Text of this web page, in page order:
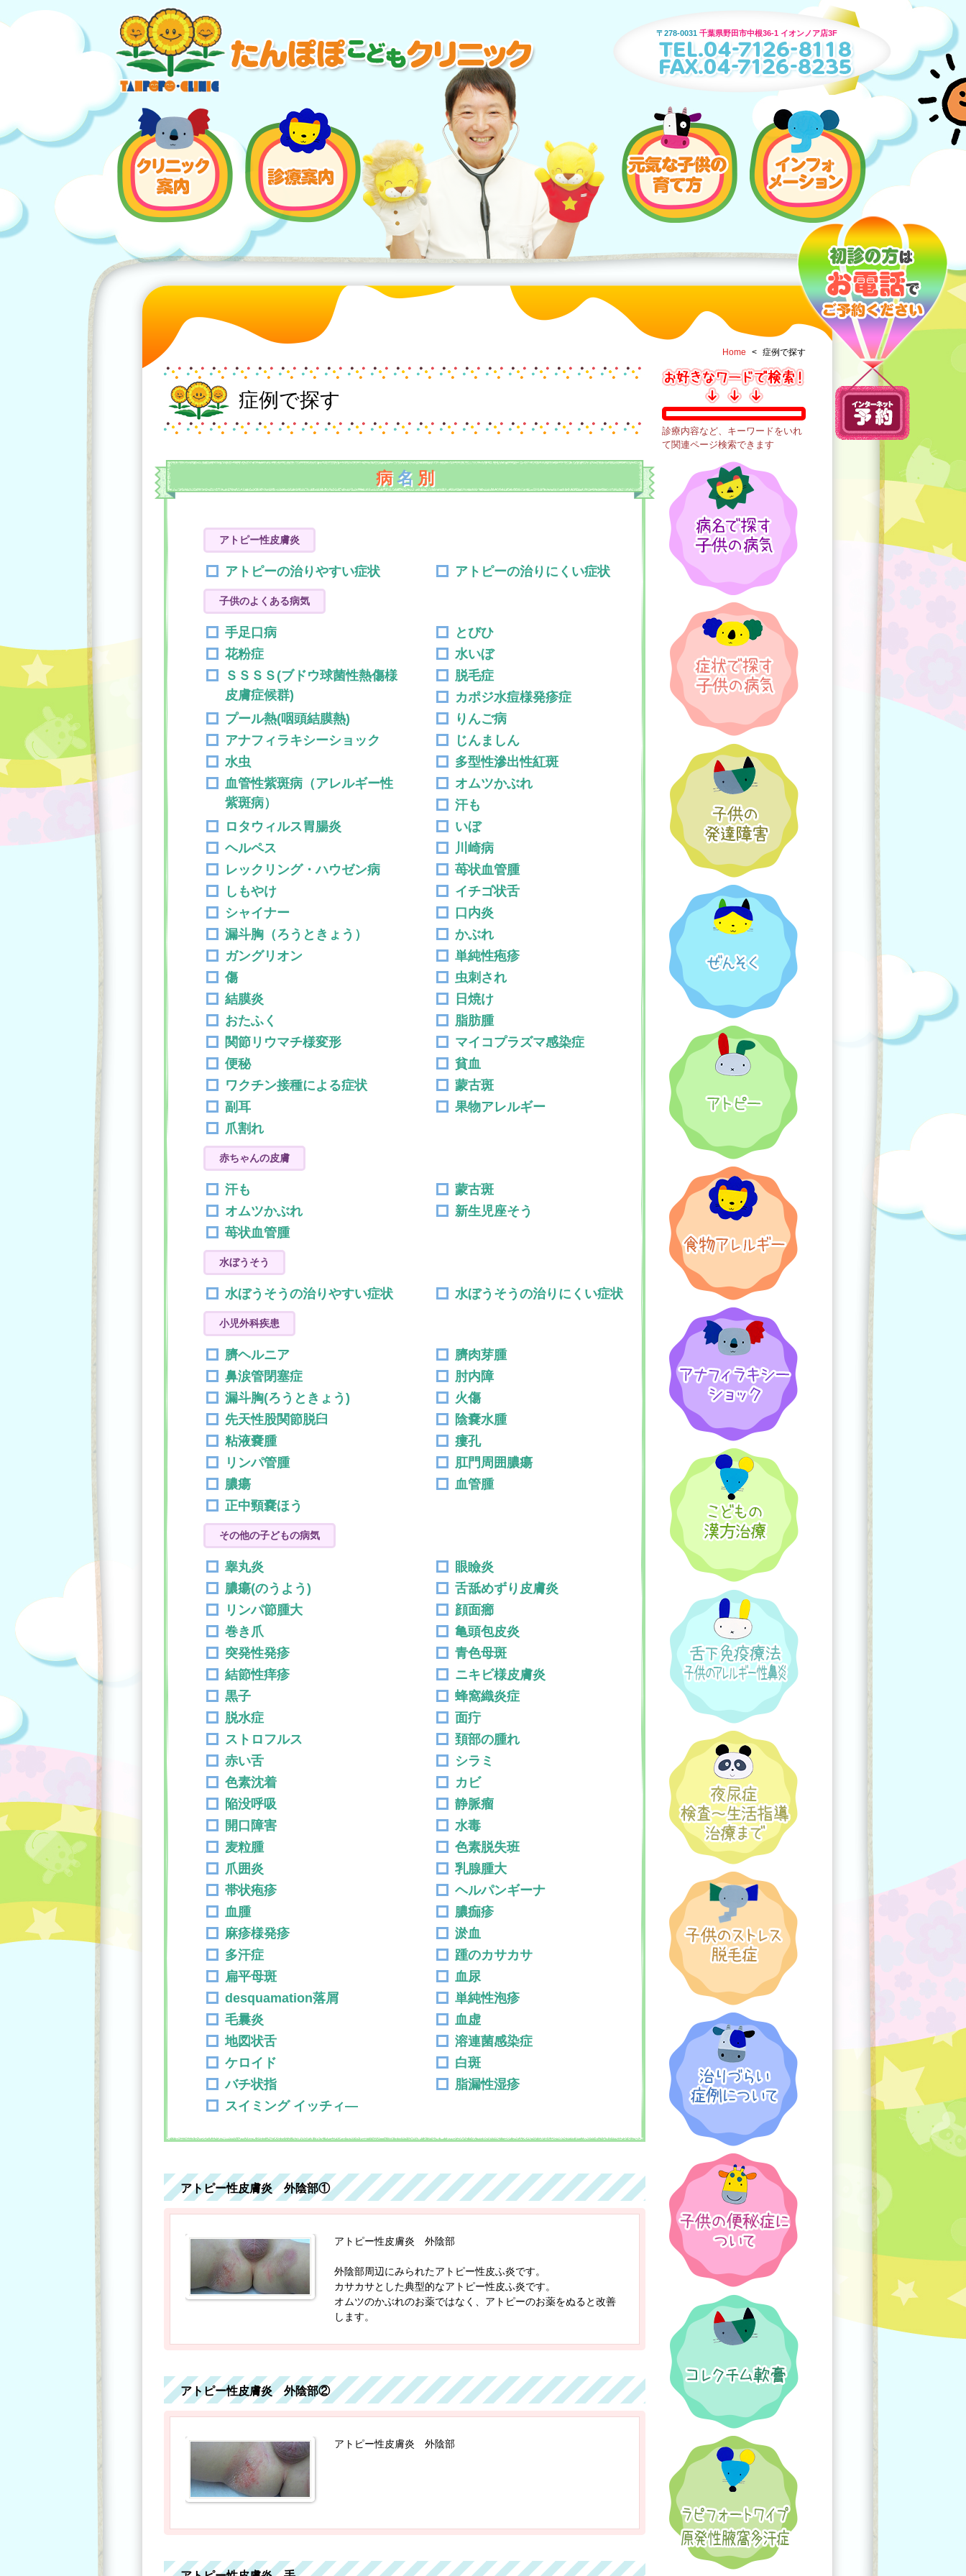
〒278-0031 千葉県野田市中根36-1 イオンノア店3F
Home < 症例で探す
症例で探す
病 名 別
アトピー性皮膚炎
アトピーの治りやすい症状 アトピーの治りにくい症状
子供のよくある病気
手足口病
とびひ
花粉症
水いぼ
ＳＳＳＳ(ブドウ球菌性熱傷様
皮膚症候群)
脱毛症
カポジ水痘様発疹症
プール熱(咽頭結膜熱)
りんご病
アナフィラキシーショック
じんましん
水虫
多型性滲出性紅斑
血管性紫斑病（アレルギー性
紫斑病）
オムツかぶれ
汗も
ロタウィルス胃腸炎
いぼ
ヘルペス
川崎病
レックリング・ハウゼン病
苺状血管腫
しもやけ
イチゴ状舌
シャイナー
口内炎
漏斗胸（ろうときょう）
かぶれ
ガングリオン
単純性疱疹
傷
虫刺され
結膜炎
日焼け
おたふく
脂肪腫
関節リウマチ様変形
マイコプラズマ感染症
便秘
貧血
ワクチン接種による症状
蒙古斑
副耳
果物アレルギー
爪割れ
赤ちゃんの皮膚
汗も
蒙古斑
オムツかぶれ
新生児座そう
苺状血管腫
水ぼうそう
水ぼうそうの治りやすい症状 水ぼうそうの治りにくい症状
小児外科疾患
臍ヘルニア
臍肉芽腫
鼻涙管閉塞症
肘内障
漏斗胸(ろうときょう)
火傷
先天性股関節脱臼
陰嚢水腫
粘液嚢腫
瘻孔
リンパ管腫
肛門周囲膿瘍
膿瘍
血管腫
正中頸嚢ほう
その他の子どもの病気
睾丸炎
眼瞼炎
膿瘍(のうよう)
舌舐めずり皮膚炎
リンパ節腫大
顔面癤
巻き爪
亀頭包皮炎
突発性発疹
青色母斑
結節性痒疹
ニキビ様皮膚炎
黒子
蜂窩織炎症
脱水症
面疔
ストロフルス
頚部の腫れ
赤い舌
シラミ
色素沈着
カビ
陥没呼吸
静脈瘤
開口障害
水毒
麦粒腫
色素脱失班
爪囲炎
乳腺腫大
帯状疱疹
ヘルパンギーナ
血腫
膿痂疹
麻疹様発疹
淤血
多汗症
踵のカサカサ
扁平母斑
血尿
desquamation落屑
単純性泡疹
毛曩炎
血虚
地図状舌
溶連菌感染症
ケロイド
白斑
バチ状指
脂漏性湿疹
スイミング イッチィ―
アトピー性皮膚炎 外陰部①
アトピー性皮膚炎 外陰部
外陰部周辺にみられたアトピー性皮ふ炎です。
カサカサとした典型的なアトピー性皮ふ炎です。
オムツのかぶれのお薬ではなく、アトピーのお薬をぬると改善
します。
アトピー性皮膚炎 外陰部②
アトピー性皮膚炎 外陰部
診療内容など、キーワードをいれ
て関連ページ検索できます